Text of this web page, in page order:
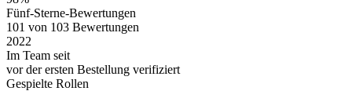
Fünf-Sterne-Bewertungen
101 von 103 Bewertungen
2022
Im Team seit
vor der ersten Bestellung verifiziert
Gespielte Rollen